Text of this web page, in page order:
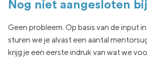
Nog niet aangesloten
Geen probleem. Op basis van de input
sturen we je alvast een aantal
krijg je een eerste indruk van watwe